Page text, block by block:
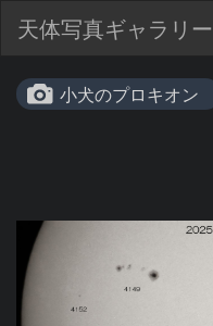
天体写真ギャラリー
小犬のプロキオン